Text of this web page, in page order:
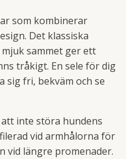
som kombinerar
Det klassiska
sammet ger ett
tråkigt. En sele för dig
sig fri, bekväm och se
inte störa hundens
vid armhålorna för
vid längre promenader.